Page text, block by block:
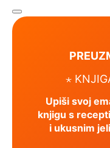
⋆
Upiši svoj
knjigu s
i ukusnim